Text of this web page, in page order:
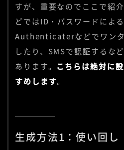
すが、重要なのでここで紹
どではID・パスワードによ
Authenticaterなどでワンタ
したり、SMSで認証するな
あります。 こちらは絶対に
すめします。
生成方法1：使い回し